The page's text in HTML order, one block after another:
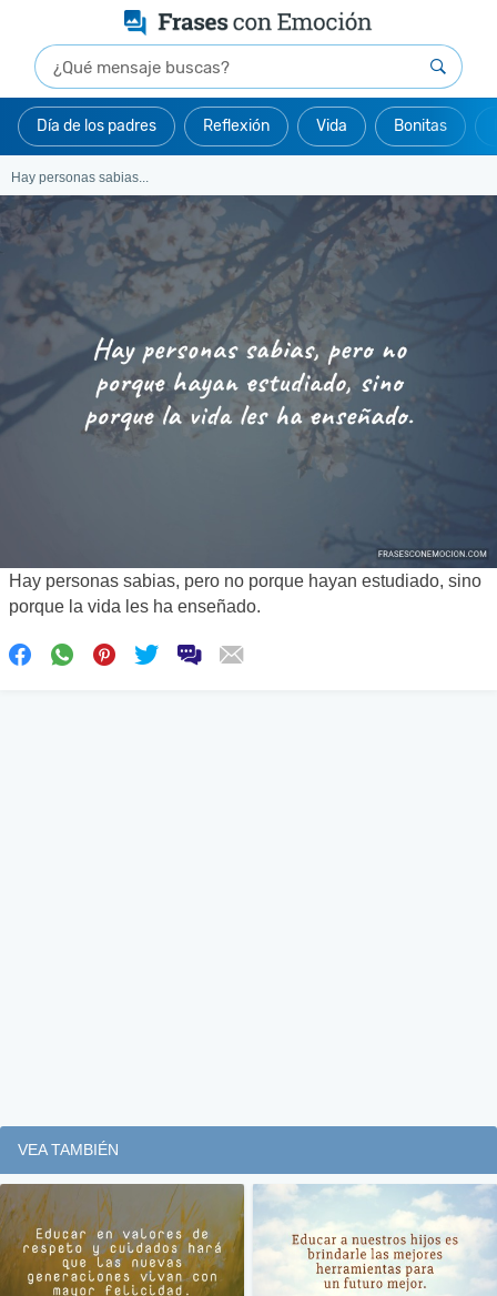
Día de los padres Reflexión Vida Bonitas
Hay personas sabias...
Hay personas sabias, pero no porque hayan estudiado, sino
porque la vida les ha enseñado.
VEA TAMBIÉN